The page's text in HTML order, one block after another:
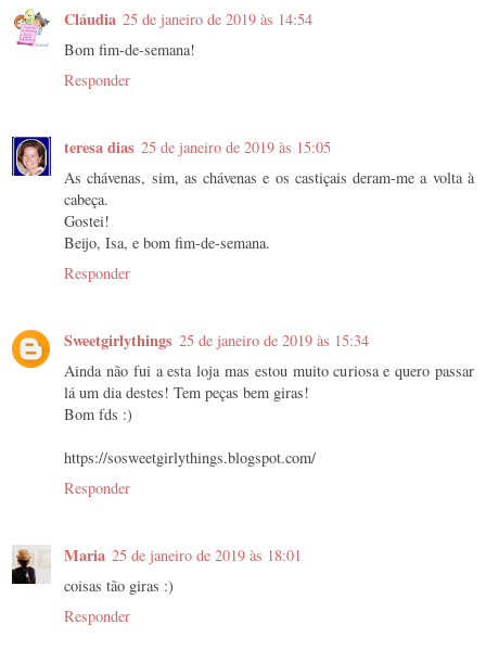
Cláudia 25 de janeiro de 2019 às 14:54
Bom fim-de-semana!
Responder
teresa dias 25 de janeiro de 2019 às 15:05
As chávenas, sim, as chávenas e os castiçais deram-me a volta à
cabeça.
Gostei!
Beijo, Isa, e bom fim-de-semana.
Responder
Sweetgirlythings 25 de janeiro de 2019 às 15:34
Ainda não fui a esta loja mas estou muito curiosa e quero passar
lá um dia destes! Tem peças bem giras!
Bom fds :)
https://sosweetgirlythings.blogspot.com/
Responder
Maria 25 de janeiro de 2019 às 18:01
coisas tão giras :)
Responder